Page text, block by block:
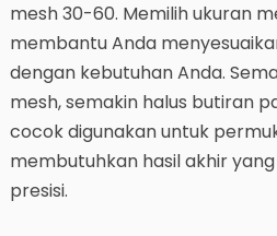
mesh 30-60. Memilih ukuran
membantu Anda
dengan kebutuhan Anda.
mesh, semakin halus butiran
cocok digunakan untuk
membutuhkan hasil akhir
presisi.